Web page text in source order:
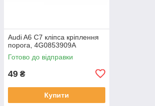
Audi A6 C7 кліпса кріплення
порога, 4G0853909A
Готово до відправки
49 ₴
Купити